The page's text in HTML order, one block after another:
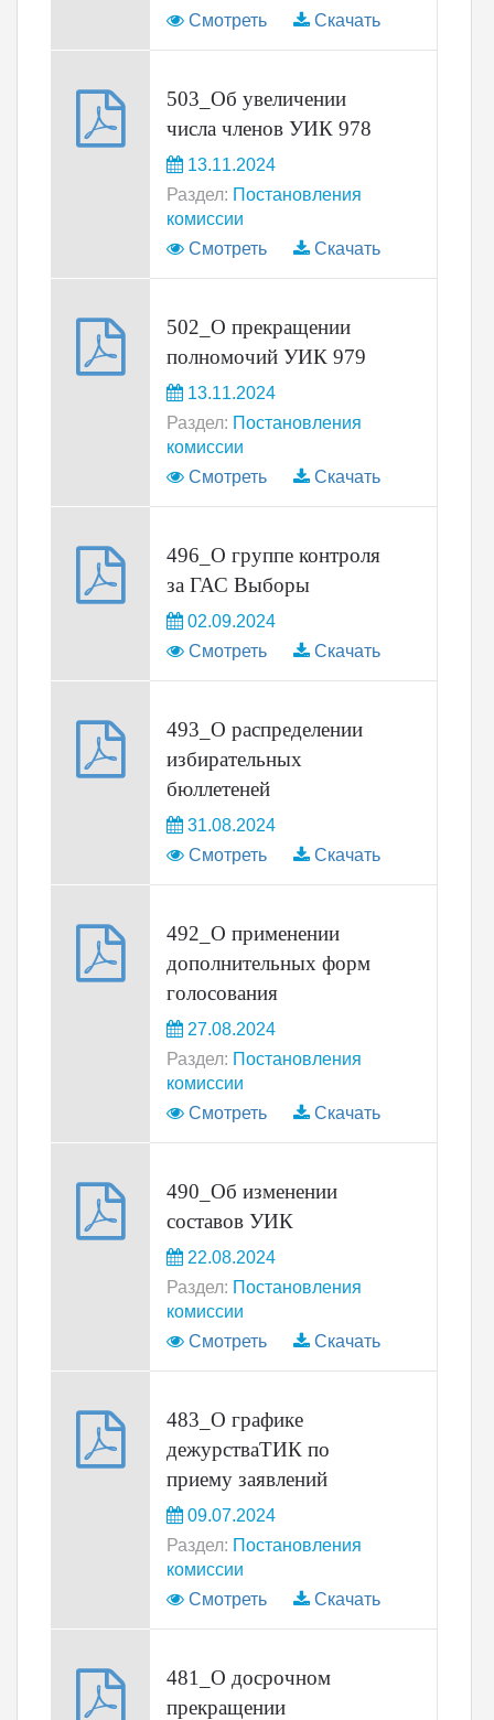
Смотреть Скачать
503_Об увеличении
числа членов УИК 978
13.11.2024
Раздел: Постановления
комиссии
Смотреть
Скачать
502_О прекращении
полномочий УИК 979
13.11.2024
Раздел: Постановления
комиссии
Смотреть
Скачать
496_О группе контроля
за ГАС Выборы
02.09.2024
Смотреть
Скачать
493_О распределении
избирательных
бюллетеней
31.08.2024
Смотреть
Скачать
492_О применении
дополнительных форм
голосования
27.08.2024
Раздел: Постановления
комиссии
Смотреть
Скачать
490_Об изменении
составов УИК
22.08.2024
Раздел: Постановления
комиссии
Смотреть
Скачать
483_О графике
дежурстваТИК по
приему заявлений
09.07.2024
Раздел: Постановления
комиссии
Смотреть
Скачать
481_О досрочном
прекращении